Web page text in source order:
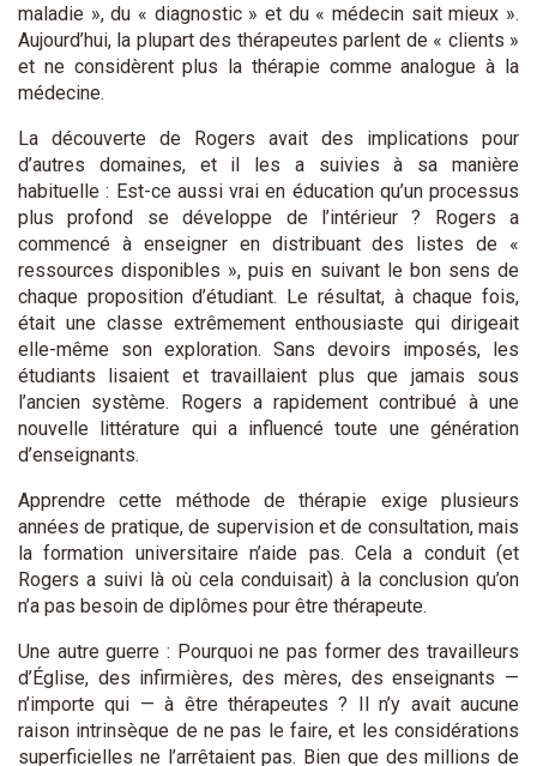
maladie », du « diagnostic » et du « médecin sait mieux ».
Aujourd’hui, la plupart des thérapeutes parlent de « clients »
et ne considèrent plus la thérapie comme analogue à la
médecine.
La découverte de Rogers avait des implications pour
d’autres domaines, et il les a suivies à sa manière
habituelle : Est-ce aussi vrai en éducation qu’un processus
plus profond se développe de l’intérieur ? Rogers a
commencé à enseigner en distribuant des listes de «
ressources disponibles », puis en suivant le bon sens de
chaque proposition d’étudiant. Le résultat, à chaque fois,
était une classe extrêmement enthousiaste qui dirigeait
elle-même son exploration. Sans devoirs imposés, les
étudiants lisaient et travaillaient plus que jamais sous
l’ancien système. Rogers a rapidement contribué à une
nouvelle littérature qui a influencé toute une génération
d’enseignants.
Apprendre cette méthode de thérapie exige plusieurs
années de pratique, de supervision et de consultation, mais
la formation universitaire n’aide pas. Cela a conduit (et
Rogers a suivi là où cela conduisait) à la conclusion qu’on
n’a pas besoin de diplômes pour être thérapeute.
Une autre guerre : Pourquoi ne pas former des travailleurs
d’Église, des infirmières, des mères, des enseignants —
n’importe qui — à être thérapeutes ? Il n’y avait aucune
raison intrinsèque de ne pas le faire, et les considérations
superficielles ne l’arrêtaient pas. Bien que des millions de